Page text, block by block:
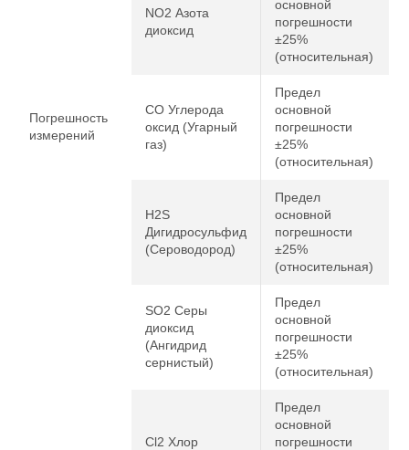
Погрешность
измерений
NO2 Азота
диоксид
основной
погрешности
±25%
(относительная)
CO Углерода
оксид (Угарный
газ)
Предел
основной
погрешности
±25%
(относительная)
H2S
Дигидросульфид
(Сероводород)
Предел
основной
погрешности
±25%
(относительная)
SO2 Серы
диоксид
(Ангидрид
сернистый)
Предел
основной
погрешности
±25%
(относительная)
Cl2 Хлор
Предел
основной
погрешности